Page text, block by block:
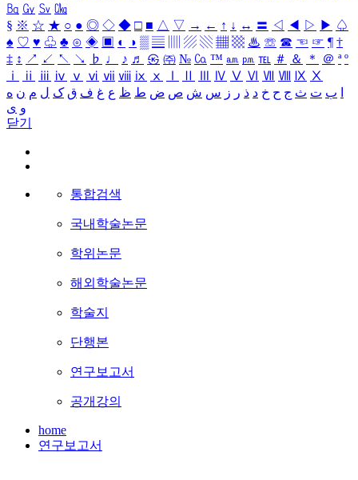
㏃ ㏉ ㏜ ㏆
§ ※ ☆ ★ ○ ● ◎ ◇ ◆ □ ■ △ ▽ → ← ↑ ↓ ↔ 〓 ◁ ◀ ▷ ▶ ♤
♠ ♡ ♥ ♧ ♣ ⊙ ◈ ▣ ◐ ◑ ▒ ▤ ▨ ▧ ▦ ▩ ♨ ☏ ☎ ☜ ☞ ¶ †
‡ ↕ ↗ ↙ ↖ ↘ ♭ ♩ ♪ ♬ ㉿ ㈜ № ㏇ ™ ㏂ ㏘ ℡ ＃ ＆ ＊ ＠ ª º
ⅰ
ⅱ ⅲ ⅳ ⅴ ⅵ ⅶ ⅷ ⅸ ⅹ Ⅳ Ⅴ Ⅵ Ⅶ Ⅷ Ⅸ Ⅹ
ب ت ث ج ح خ د ذ ر ز س ش ص ض ط ظ ع غ ف ق ک ل م ن ه
و ی
닫기
통합검색
국내학술논문
학위논문
해외학술논문
학술지
단행본
연구보고서
공개강의
home
연구보고서